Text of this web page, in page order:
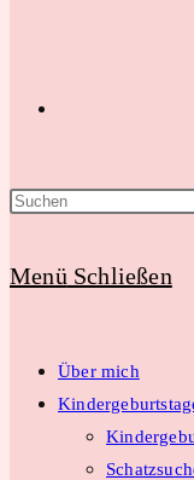
Menü Schließen
Über mich